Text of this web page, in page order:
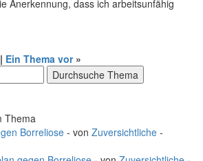
Anerkennung, dass ich arbeitsunfähig
| Ein Thema vor»
Thema
Borreliose - von Zuversichtliche -